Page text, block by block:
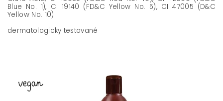
Blue No. 1), CI 19140 (FD&C Yellow No. 5), CI 47005 (D&C
Yellow No. 10)
dermatologicky testované